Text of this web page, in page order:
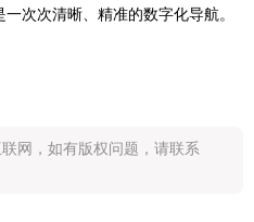
次次清晰、精准的数字化导航。
网，如有版权问题，请联系